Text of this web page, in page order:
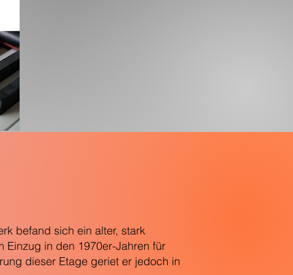
befand sich ein alter, stark
Einzug in den 1970er-Jahren für
dieser Etage geriet er jedoch in